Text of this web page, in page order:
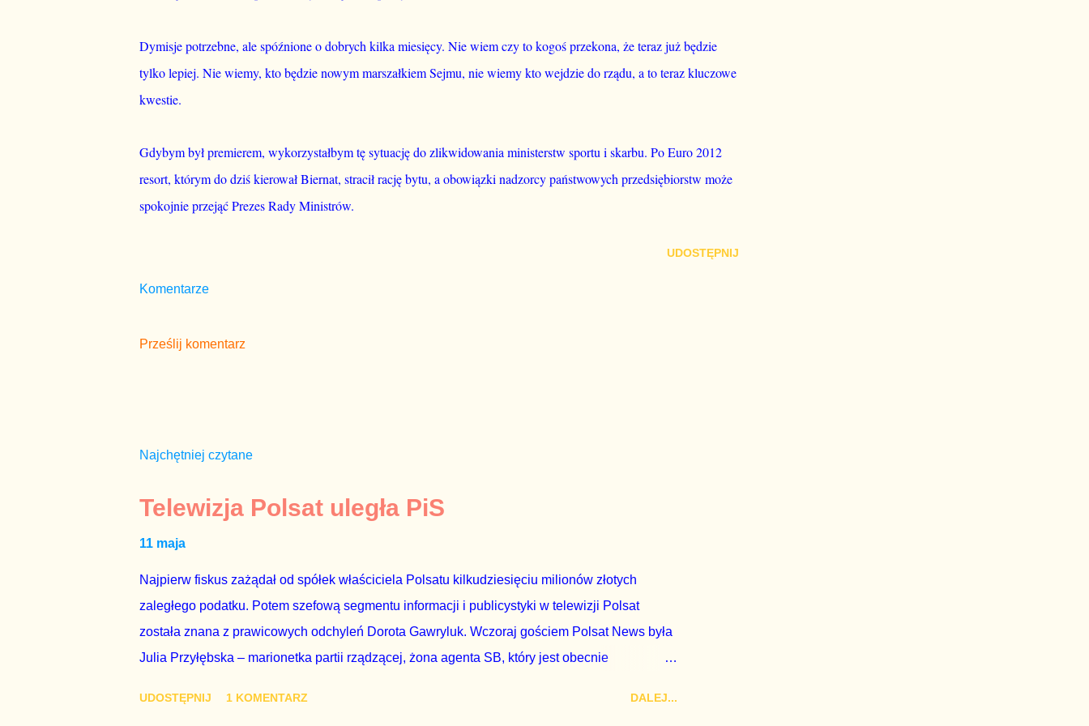
Dymisje potrzebne, ale spóźnione o dobrych kilka miesięcy. Nie wiem czy to kogoś przekona, że teraz już będzie
tylko lepiej. Nie wiemy, kto będzie nowym marszałkiem Sejmu, nie wiemy kto wejdzie do rządu, a to teraz kluczowe
kwestie.
Gdybym był premierem, wykorzystałbym tę sytuację do zlikwidowania ministerstw sportu i skarbu. Po Euro 2012
resort, którym do dziś kierował Biernat, stracił rację bytu, a obowiązki nadzorcy państwowych przedsiębiorstw może
spokojnie przejąć Prezes Rady Ministrów.
UDOSTĘPNIJ
Komentarze
Prześlij komentarz
Najchętniej czytane
Telewizja Polsat uległa PiS
11 maja
Najpierw fiskus zażądał od spółek właściciela Polsatu kilkudziesięciu milionów złotych
zaległego podatku. Potem szefową segmentu informacji i publicystyki w telewizji Polsat
została znana z prawicowych odchyleń Dorota Gawryluk. Wczoraj gościem Polsat News była
Julia Przyłębska – marionetka partii rządzącej, żona agenta SB, który jest obecnie
UDOSTĘPNIJ 1 KOMENTARZ DALEJ...